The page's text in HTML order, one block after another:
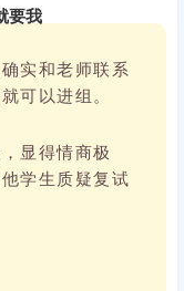
要我
实和老师联系
可以进组。
显得情商极
学生质疑复试